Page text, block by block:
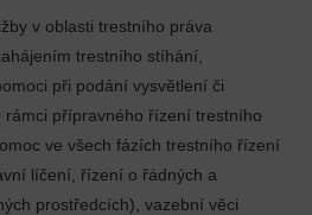
v oblasti trestního práva
trestního stíhání,
při podání vysvětlení či
rámci přípravného řízení trestního
ve všech fázích trestního řízení
líčení, řízení o řádných a
prostředcích), vazební věci